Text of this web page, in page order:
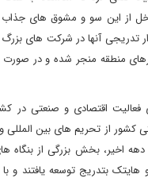
از این سو و مشوق های
تدریجی آنها در شرکت های
منطقه منجر شده و در صورت
اقتصادی و صنعتی در
کشور از تحریم های بین المللی
اخیر، بخش بزرگی از بنگاه
بتدریج توسعه یافتند و با